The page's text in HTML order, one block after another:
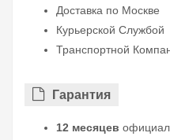
Доставка по Москве
Курьерской Службой
Транспортной
Гарантия
12 месяцев